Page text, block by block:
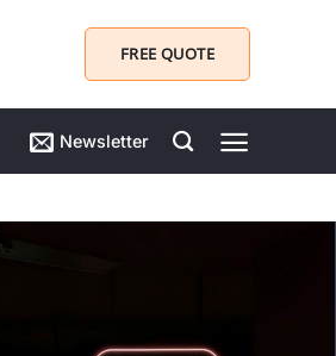
FREE QUOTE
Newsletter